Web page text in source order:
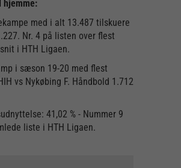
hjemme:
med i alt 13.487 tilskuere
Nr. 4 på listen over flest
i HTH Ligaen.
i sæson 19-20 med flest
vs Nykøbing F. Håndbold 1.712
41,02 % - Nummer 9
liste i HTH Ligaen.